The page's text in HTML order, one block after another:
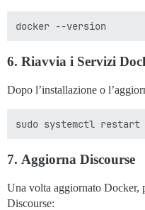
6. Riavvia i Servizi
Dopo l’installazione o
7. Aggiorna Discourse
Una volta aggiornato Docker,
Discourse: